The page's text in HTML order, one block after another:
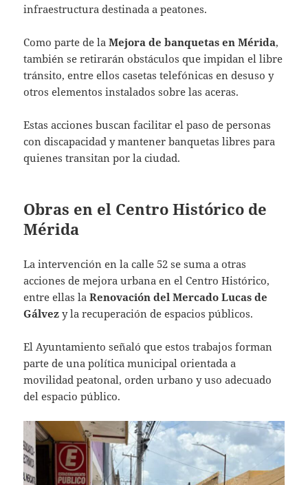
infraestructura destinada a peatones.
Como parte de laMejora de banquetas en Mérida,
también se retirarán obstáculos que impidan el libre
tránsito, entre ellos casetas telefónicas en desuso y
otros elementos instalados sobre las aceras.
Estas acciones buscan facilitar el paso de personas
con discapacidad y mantener banquetas libres para
quienes transitan por la ciudad.
Obras en el Centro Histórico de
Mérida
La intervención en la calle 52 se suma a otras
acciones de mejora urbana en el Centro Histórico,
entre ellas laRenovación del Mercado Lucas de
Gálvez y la recuperación de espacios públicos.
El Ayuntamiento señaló que estos trabajos forman
parte de una política municipal orientada a
movilidad peatonal, orden urbano y uso adecuado
del espacio público.